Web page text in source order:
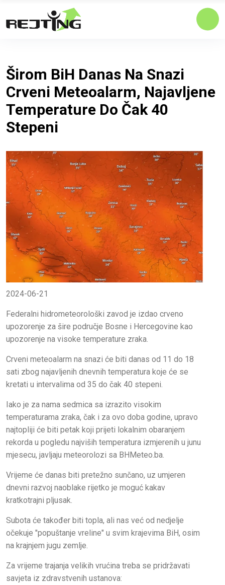
Širom BiH Danas Na Snazi
Crveni Meteoalarm, Najavljene
Temperature Do Čak 40
Stepeni
2024-06-21
Federalni hidrometeorološki zavod je izdao crveno
upozorenje za šire područje Bosne i Hercegovine kao
upozorenje na visoke temperature zraka.
Crveni meteoalarm na snazi će biti danas od 11 do 18
sati zbog najavljenih dnevnih temperatura koje će se
kretati u intervalima od 35 do čak 40 stepeni.
Iako je za nama sedmica sa izrazito visokim
temperaturama zraka, čak i za ovo doba godine, upravo
najtopliji će biti petak koji prijeti lokalnim obaranjem
rekorda u pogledu najviših temperatura izmjerenih u junu
mjesecu, javljaju meteorolozi sa BHMeteo.ba.
Vrijeme će danas biti pretežno sunčano, uz umjeren
dnevni razvoj naoblake rijetko je moguć kakav
kratkotrajni pljusak.
Subota će također biti topla, ali nas već od nedjelje
očekuje "popuštanje vreline" u svim krajevima BiH, osim
na krajnjem jugu zemlje.
Za vrijeme trajanja velikih vrućina treba se pridržavati
savjeta iz zdravstvenih ustanova: